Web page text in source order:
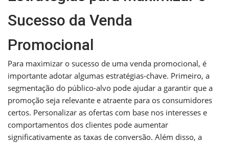
Sucesso da Venda
Promocional
Para maximizar o sucesso de uma venda promocional, é
importante adotar algumas estratégias-chave. Primeiro, a
segmentação do público-alvo pode ajudar a garantir que a
promoção seja relevante e atraente para os consumidores
certos. Personalizar as ofertas com base nos interesses e
comportamentos dos clientes pode aumentar
significativamente as taxas de conversão. Além disso, a